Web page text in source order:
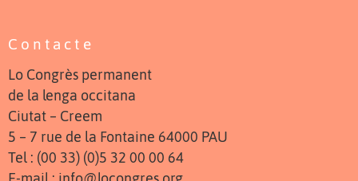
Contacte
Lo Congrès permanent
de la lenga occitana
Ciutat – Creem
5 – 7 rue de la Fontaine 64000 PAU
Tel : (00 33) (0)5 32 00 00 64